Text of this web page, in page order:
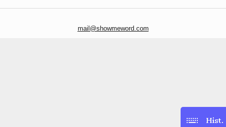
mail@showmeword.com